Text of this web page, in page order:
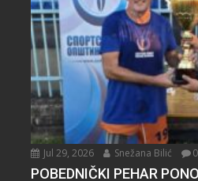
Jul 29, 2026 Snežana Bilić 0
POBEDNIČKI PEHAR